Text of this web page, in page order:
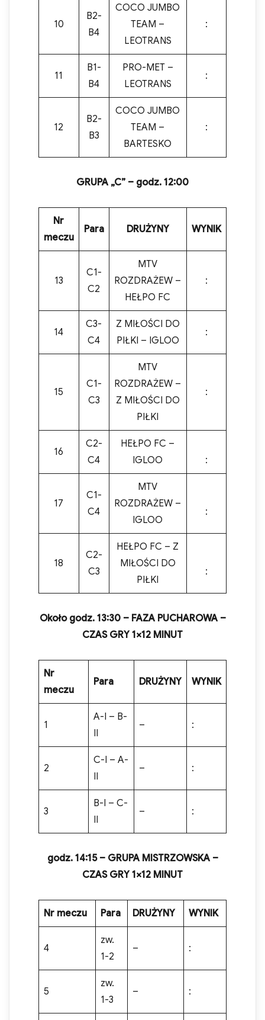
10
B2-
B4
COCO JUMBO
TEAM –
LEOTRANS
:
11
B1-
B4
PRO-MET –
LEOTRANS
:
12
B2-
B3
COCO JUMBO
TEAM –
BARTESKO
:
GRUPA „C” – godz. 12:00
Nr
meczu
Para DRUŻYNY WYNIK
13
C1-
C2
MTV
ROZDRAŻEW –
HEŁPO FC
:
14
C3-
C4
Z MIŁOŚCI DO
PIŁKI – IGLOO
:
15
C1-
C3
MTV
ROZDRAŻEW –
Z MIŁOŚCI DO
PIŁKI
:
16
C2-
C4
HEŁPO FC –
IGLOO
:
17
C1-
C4
MTV
ROZDRAŻEW –
IGLOO
:
18
C2-
C3
HEŁPO FC – Z
MIŁOŚCI DO
PIŁKI
:
Około godz. 13:30– FAZA PUCHAROWA–
CZAS GRY 1×12 MINUT
Nr
meczu
Para DRUŻYNY WYNIK
1
A-I – B-
II
– :
2
C-I – A-
II
– :
3
B-I – C-
II
– :
godz. 14:15– GRUPA MISTRZOWSKA –
CZAS GRY 1×12 MINUT
Nr meczu Para DRUŻYNY WYNIK
4
zw.
1-2
– :
5
zw.
1-3
– :